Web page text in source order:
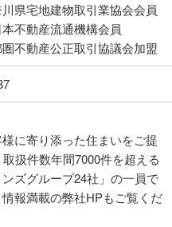
川県宅地建物取引業協会会員
本不動産流通機構会員
圏不動産公正取引協議会加盟
に寄り添った住まいをご提
扱件数年間7000件を超える
ズグループ24社」の一員で
報満載の弊社HPもご覧くだ